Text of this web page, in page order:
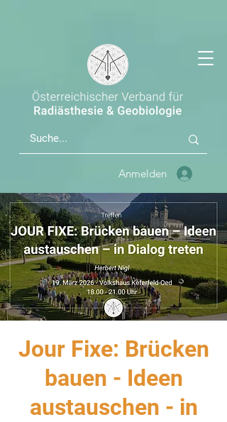
Anmelden
Jour Fixe: Brücken
bauen - Ideen
austauschen - in